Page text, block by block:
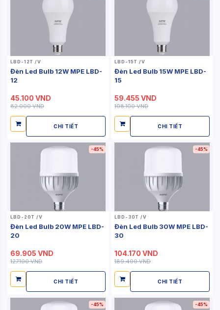
LBD-12T /V
Đèn Led Bulb 12W MPE LBD-
12
45.100 VND
82.000 VND
CHI TIẾT
LBD-15T /V
Đèn Led Bulb 15W MPE LBD-
15
59.455 VND
108.100 VND
CHI TIẾT
-45%
LBD-20T /V
Đèn Led Bulb 20W MPE LBD-
20
69.905 VND
127.100 VND
CHI TIẾT
-45%
LBD-30T /V
Đèn Led Bulb 30W MPE LBD-
30
104.170 VND
189.400 VND
CHI TIẾT
-45% -45%